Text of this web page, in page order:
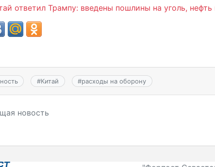
ответил Трампу: введены пошлины на уголь,
#Китай #расходы на оборону
новость